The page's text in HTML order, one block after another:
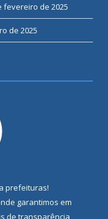
fevereiro de 2025
de 2025
prefeituras!
garantimos em
de transparência